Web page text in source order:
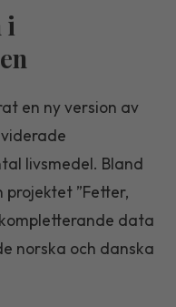
i
en ny version av
livsmedel. Bland
”Fetter,
data
norska och danska